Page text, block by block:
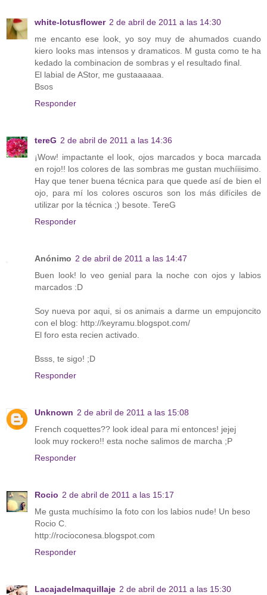
white-lotusflower 2 de abril de 2011 a las 14:30
me encanto ese look, yo soy muy de ahumados cuando
kiero looks mas intensos y dramaticos. M gusta como te ha
kedado la combinacion de sombras y el resultado final.
El labial de AStor, me gustaaaaaa.
Bsos
Responder
tereG 2 de abril de 2011 a las 14:36
¡Wow! impactante el look, ojos marcados y boca marcada
en rojo!! los colores de las sombras me gustan muchíiisimo.
Hay que tener buena técnica para que quede así de bien el
ojo, para mí los colores oscuros son los más difíciles de
utilizar por la técnica ;) besote. TereG
Responder
Anónimo 2 de abril de 2011 a las 14:47
Buen look! lo veo genial para la noche con ojos y labios
marcados :D
Soy nueva por aqui, si os animais a darme un empujoncito
con el blog: http://keyramu.blogspot.com/
El foro esta recien activado.
Bsss, te sigo! ;D
Responder
Unknown 2 de abril de 2011 a las 15:08
French coquettes?? look ideal para mi entonces! jejej
look muy rockero!! esta noche salimos de marcha ;P
Responder
Rocio 2 de abril de 2011 a las 15:17
Me gusta muchísimo la foto con los labios nude! Un beso
Rocio C.
http://rocioconesa.blogspot.com
Responder
Lacajadelmaquillaje 2 de abril de 2011 a las 15:30